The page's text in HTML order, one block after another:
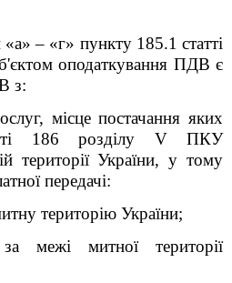
– «г» пункту 185.1 статті
оподаткування ПДВ є
з:
місце постачання яких
186 розділу VПКУ
території України, у тому
передачі:
територію України;
межі митної території